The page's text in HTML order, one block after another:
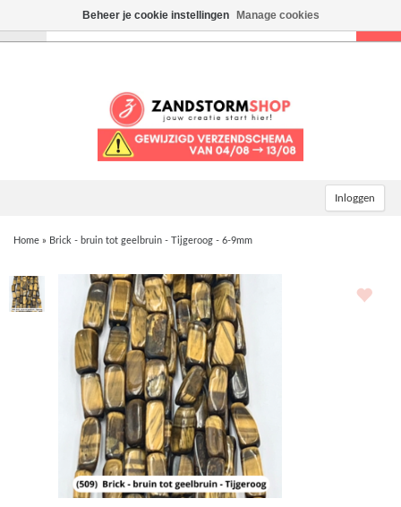
Inloggen
Home » Brick - bruin tot geelbruin - Tijgeroog - 6-9mm
Beheer je cookie instellingen Manage cookies